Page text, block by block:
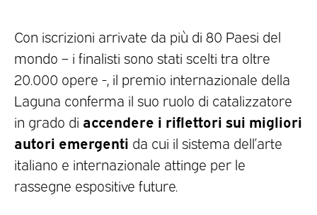
Con iscrizioni arrivate da più di 80 Paesi del
mondo – i finalisti sono stati scelti tra oltre
20.000 opere -, il premio internazionale della
Laguna conferma il suo ruolo di catalizzatore
in grado di accendere i riflettori sui migliori
autori emergenti da cui il sistema dell’arte
italiano e internazionale attinge per le
rassegne espositive future.